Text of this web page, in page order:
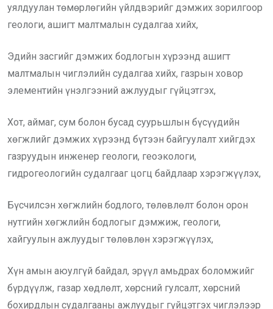
уялдуулан төмөрлөгийн үйлдвэрийг дэмжих зорилгоор
геологи, ашигт малтмалын судалгаа хийх,
Эдийн засгийг дэмжих бодлогын хүрээнд ашигт
малтмалын чиглэлийн судалгаа хийх, газрын ховор
элементийн үнэлгээний ажлуудыг гүйцэтгэх,
Хот, аймаг, сум болон бусад суурьшлын бүсүүдийн
хөгжлийг дэмжих хүрээнд бүтээн байгуулалт хийгдэх
газруудын инженер геологи, геоэкологи,
гидрогеологийн судалгааг цогц байдлаар хэрэгжүүлэх,
Бүсчилсэн хөгжлийн бодлого, төлөвлөлт болон орон
нутгийн хөгжлийн бодлогыг дэмжиж, геологи,
хайгуулын ажлуудыг төлөвлөн хэрэгжүүлэх,
Хүн амын аюулгүй байдал, эрүүл амьдрах боломжийг
бүрдүүлж, газар хөдлөлт, хөрсний гулсалт, хөрсний
бохирдлын судалгааны ажлуудыг гүйцэтгэх чиглэлээр